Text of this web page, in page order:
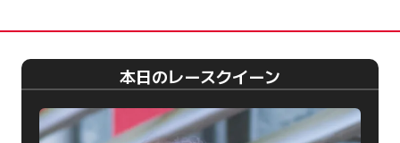
本日のレースクイーン